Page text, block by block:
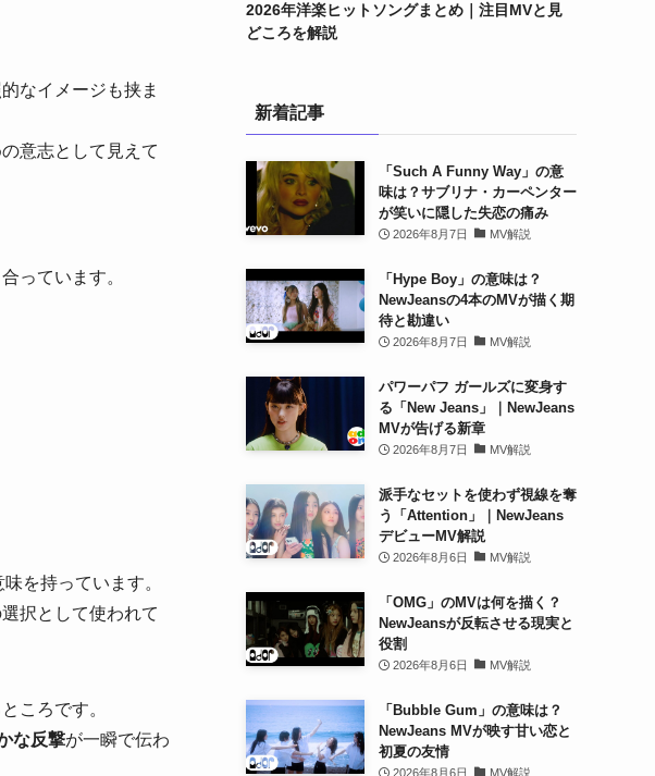
なイメージも挟ま
意志として見えて
っています。
を持っています。
択として使われて
ころです。
な反撃が一瞬で伝わ
2026年洋楽ヒットソングまとめ｜注目MVと見
どころを解説
新着記事
「Such A Funny Way」の意
味は？サブリナ・カーペンター
が笑いに隠した失恋の痛み
2026年8月7日 MV解説
「Hype Boy」の意味は？
NewJeansの4本のMVが描く期
待と勘違い
2026年8月7日 MV解説
パワーパフ ガールズに変身す
る「New Jeans」｜NewJeans
MVが告げる新章
2026年8月7日 MV解説
派手なセットを使わず視線を奪
う「Attention」｜NewJeans
デビューMV解説
2026年8月6日 MV解説
「OMG」のMVは何を描く？
NewJeansが反転させる現実と
役割
2026年8月6日 MV解説
「Bubble Gum」の意味は？
NewJeans MVが映す甘い恋と
初夏の友情
2026年8月6日 MV解説